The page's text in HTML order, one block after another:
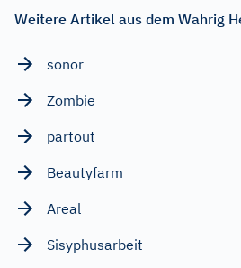
Weitere Artikel aus dem Wahrig
sonor
Zombie
partout
Beautyfarm
Areal
Sisyphusarbeit